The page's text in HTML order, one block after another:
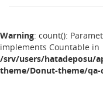
Warning: count():
implements Countable in
/srv/users/hatadeposu/
theme/Donut-theme/